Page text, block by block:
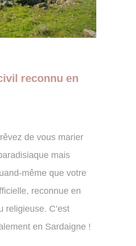
reconnu en
de vous marier
mais
même que votre
reconnue en
religieuse. C’est
en Sardaigne !